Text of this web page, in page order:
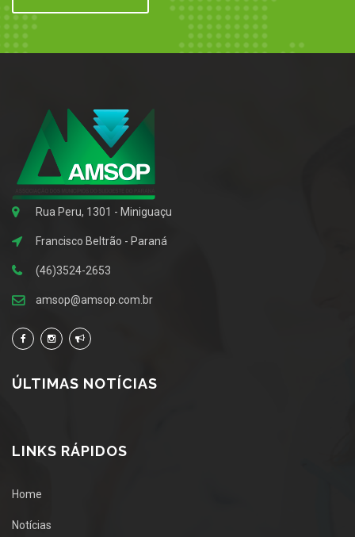
Rua Peru, 1301 - Miniguaçu
Francisco Beltrão - Paraná
(46)3524-2653
amsop@amsop.com.br
ÚLTIMAS NOTÍCIAS
LINKS RÁPIDOS
Home
Notícias